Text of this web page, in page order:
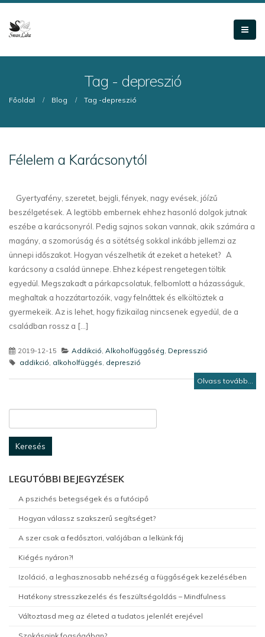
Tag - depreszió
Főoldal Blog Tag -depreszió
Félelem a Karácsonytól
Gyertyafény, szeretet, bejgli, fények, nagy evések, jóízű
beszélgetések. A legtöbb embernek ehhez hasonló dolgok jutnak
eszébe a karácsonyról. Pedig sajnos sokan vannak, akik számára a
magány, a szomorúság és a sötétség sokkal inkább jellemzi az
ünnepi időszakot. Hogyan vészelhetik át ezeket a heteket? A
karácsony a család ünnepe. Ehhez képest rengetegen töltik
egyedül. Megszakadt a párkapcsolatuk, felbomlott a házasságuk,
meghaltak a hozzátartozóik, vagy felnőttek és elköltöztek a
gyermekeik. Az is lehet, hogy fizikailag nincsenek egyedül, de a
családban rossz a [...]
2019-12-15 Addikció,Alkoholfüggőség, Depresszió
addikció, alkoholfüggés, depreszió
Olvass tovább...
LEGUTÓBBI BEJEGYZÉSEK
A pszichés betegségek és a futócipő
Hogyan válassz szakszerű segítséget?
A szer csak a fedősztori, valójában a lelkünk fáj
Kiégés nyáron?!
Izoláció, a leghasznosabb nehézség a függőségek kezelésében
Hatékony stresszkezelés és feszültségoldás – Mindfulness
Változtasd meg az életed a tudatos jelenlét erejével